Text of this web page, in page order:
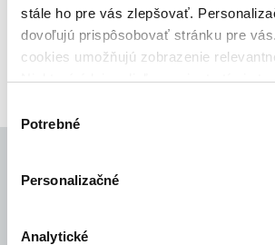
stále ho pre vás zlepšovať.
dovoľujú prispôsobovať stránku pre
cookies umožňujú zobrazenie
Niektoré údaje zdieľame aj s tretími
cookies.
súhlasu
Potrebné
Personalizačné
Analytické